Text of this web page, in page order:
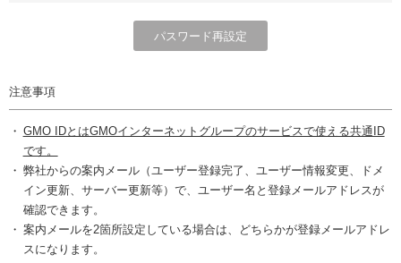
注意事項
GMO IDとはGMOインターネットグループのサービスで使える共通ID
です。
弊社からの案内メール（ユーザー登録完了、ユーザー情報変更、ドメ
イン更新、サーバー更新等）で、ユーザー名と登録メールアドレスが
確認できます。
案内メールを2箇所設定している場合は、どちらかが登録メールアドレ
スになります。